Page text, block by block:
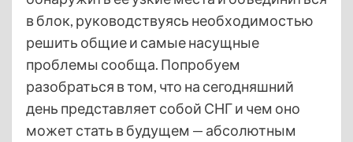
в блок, руководствуясь необходимостью
решить общие и самые насущные
проблемы сообща. Попробуем
разобраться в том, что на сегодняшний
день представляет собой СНГ и чем оно
может стать в будущем — абсолютным